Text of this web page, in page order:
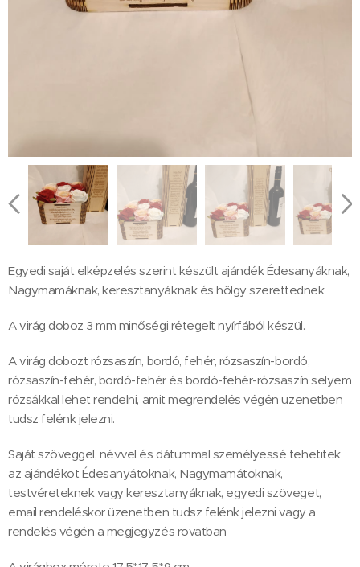
Egyedi saját elképzelés szerint készült ajándék Édesanyáknak,
Nagymamáknak, keresztanyáknak és hölgy szerettednek
A virág doboz 3 mm minőségi rétegelt nyírfából készül.
A virág dobozt rózsaszín, bordó, fehér, rózsaszín-bordó,
rózsaszín-fehér, bordó-fehér és bordó-fehér-rózsaszín selyem
rózsákkal lehet rendelni, amit megrendelés végén üzenetben
tudsz felénk jelezni.
Saját szöveggel, névvel és dátummal személyessé tehetitek
az ajándékot Édesanyátoknak, Nagymamátoknak,
testvéreteknek vagy keresztanyáknak, egyedi szöveget,
email rendeléskor üzenetben tudsz felénk jelezni vagy a
rendelés végén a megjegyzés rovatban